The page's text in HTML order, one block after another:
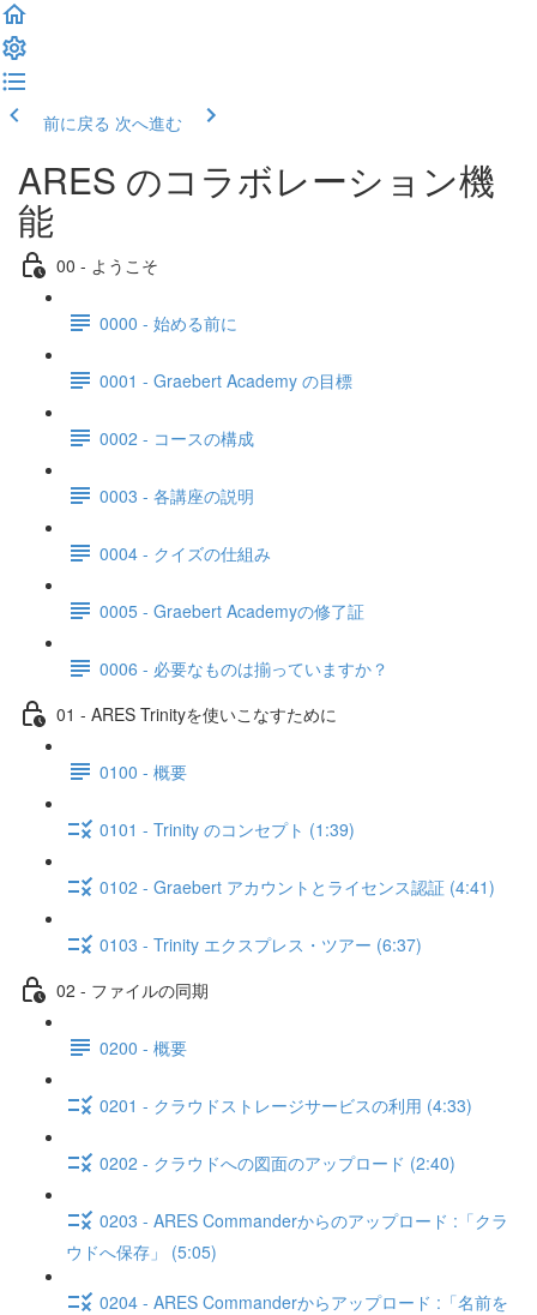
前に戻る 次へ進む
ARES のコラボレーション機
能
00 - ようこそ
0000 - 始める前に
0001 - Graebert Academy の目標
0002 - コースの構成
0003 - 各講座の説明
0004 - クイズの仕組み
0005 - Graebert Academyの修了証
0006 - 必要なものは揃っていますか？
01 - ARES Trinityを使いこなすために
0100 - 概要
0101 - Trinity のコンセプト (1:39)
0102 - Graebert アカウントとライセンス認証 (4:41)
0103 - Trinity エクスプレス・ツアー (6:37)
02 - ファイルの同期
0200 - 概要
0201 - クラウドストレージサービスの利用 (4:33)
0202 - クラウドへの図面のアップロード (2:40)
0203 - ARES Commanderからのアップロード :「クラ
ウドへ保存」 (5:05)
0204 - ARES Commanderからアップロード :「名前を